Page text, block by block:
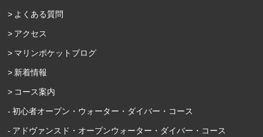
よくある質問
アクセス
マリンポケットブログ
新着情報
コース案内
初心者オープン・ウォーター・ダイバー・コース
アドヴァンスド・オープンウォーター・ダイバー・コース